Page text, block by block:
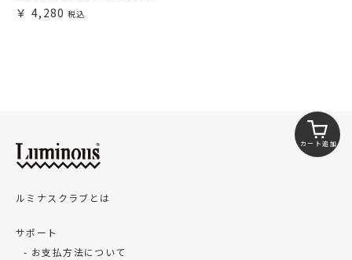
4,280
カート追加
ルミナスクラブとは
サポート
お支払方法について